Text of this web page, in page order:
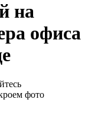
на
офиса
фото